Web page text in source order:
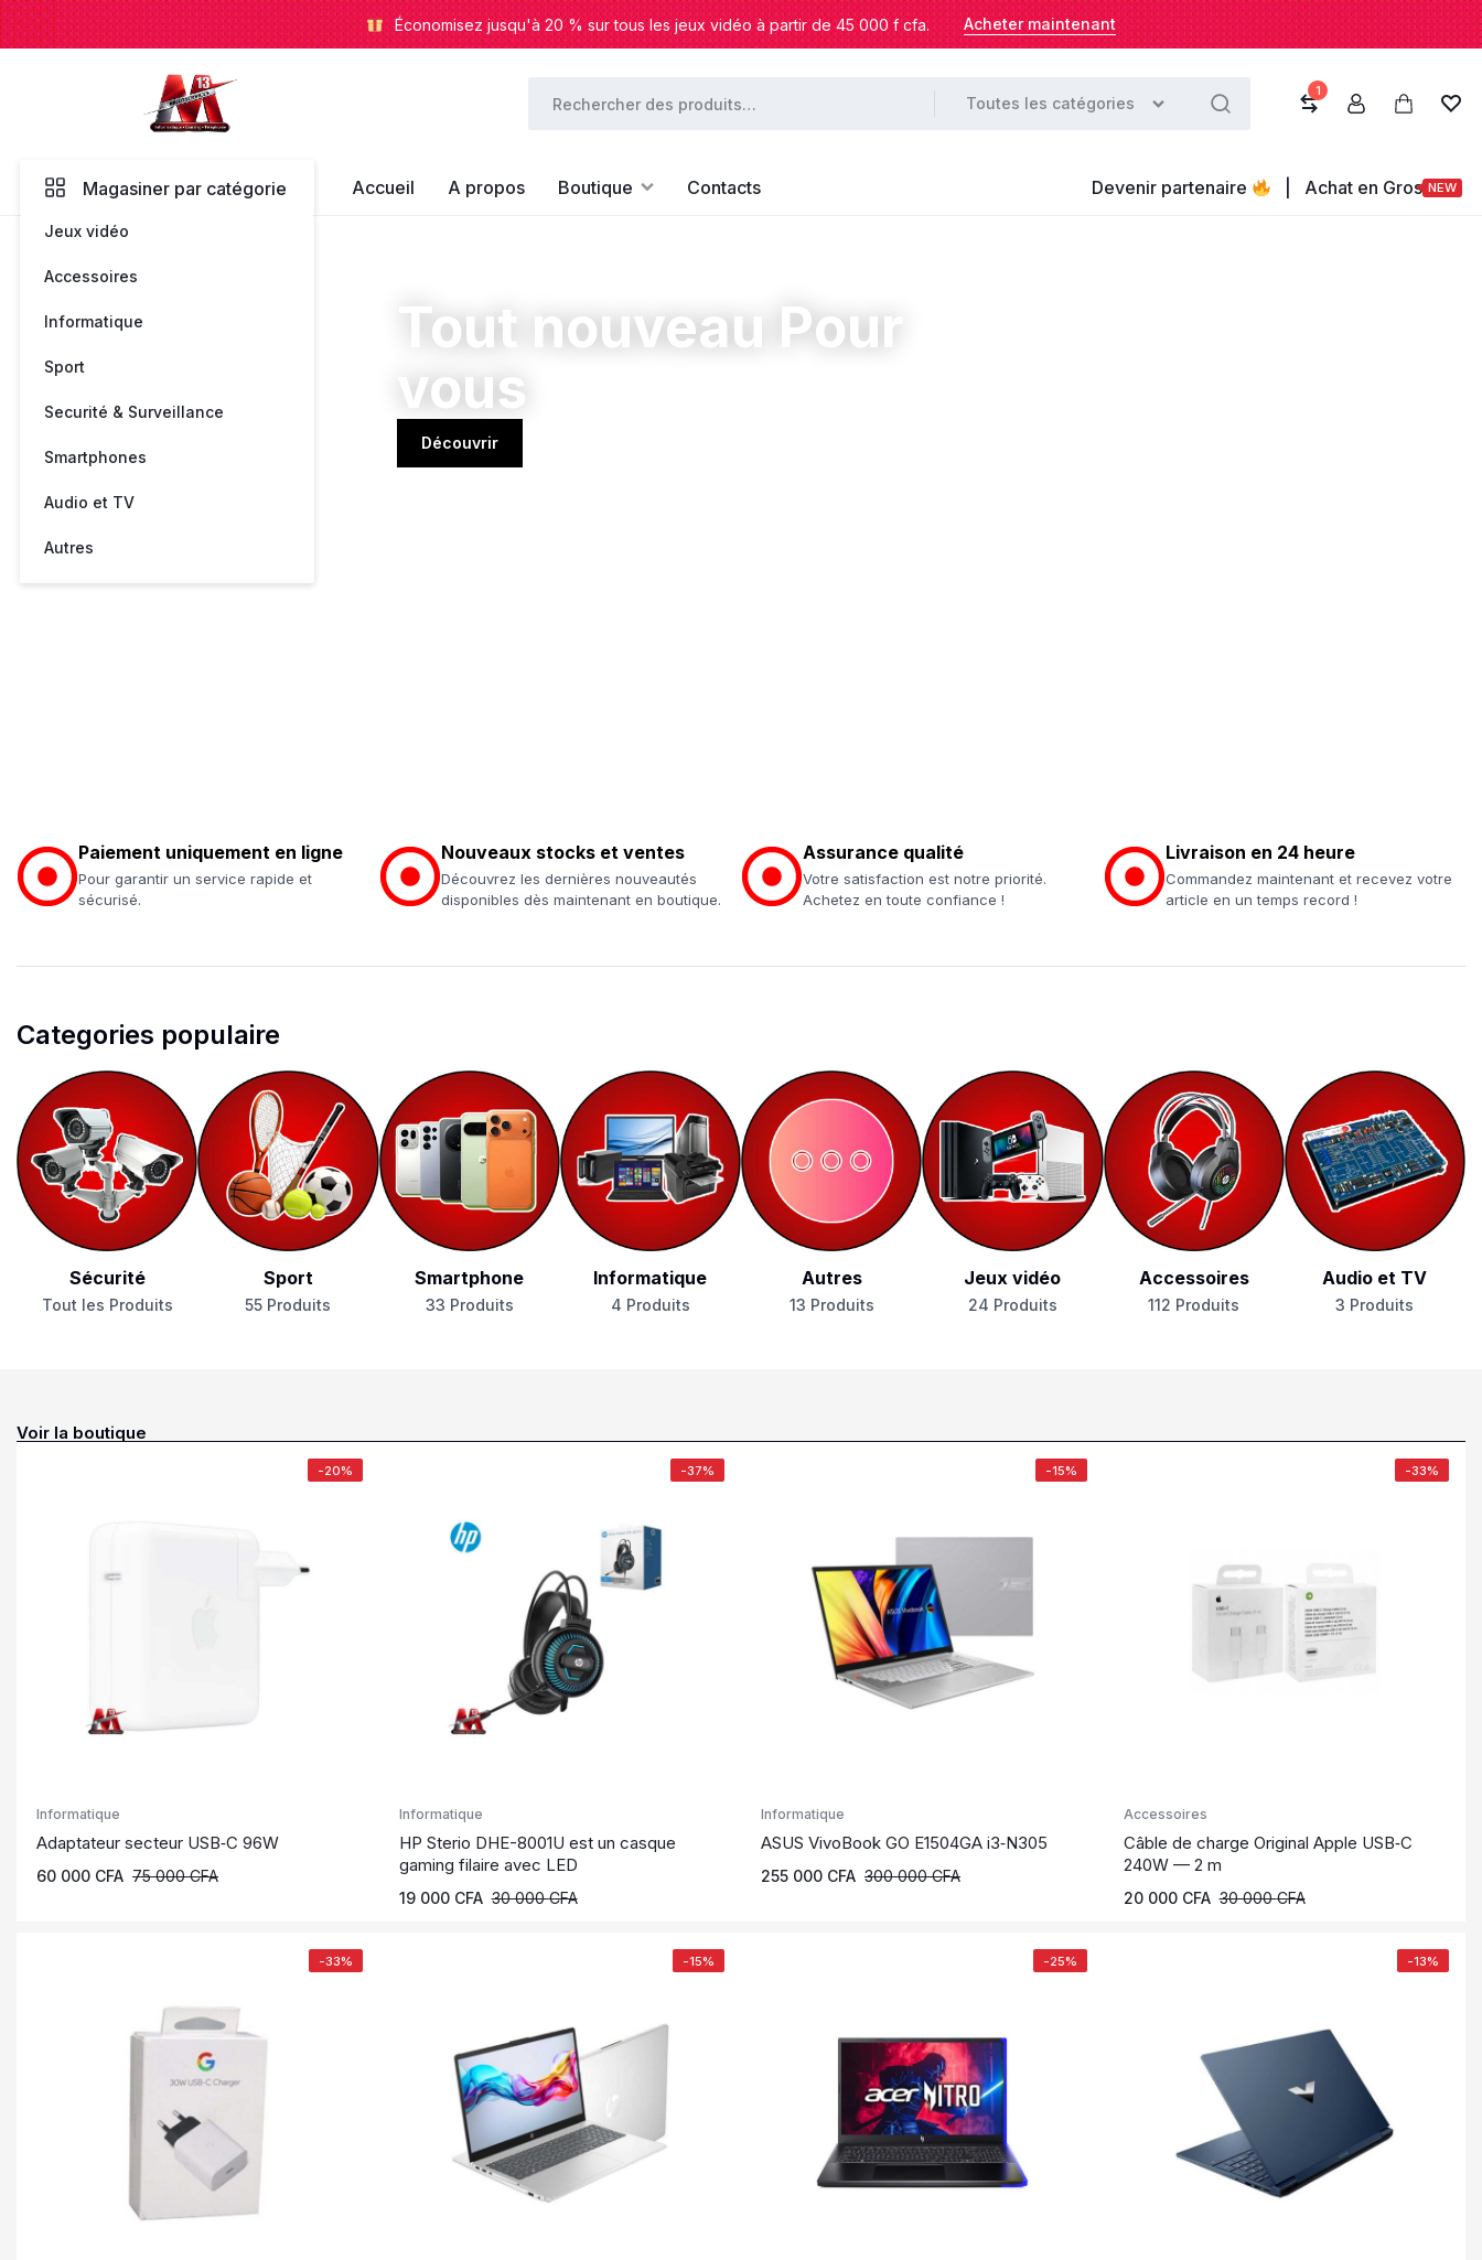
Économisez jusqu'à 20 % sur tous les jeux vidéo à partir de 45 000 f cfa. Acheter maintenant
13
de
l'E-
commerce
Toutes les catégories
1
Magasiner par catégorie
Jeux vidéo
Accessoires
Informatique
Sport
Securité & Surveillance
Smartphones
Audio et TV
Autres
Accueil A propos Boutique Contacts Devenir partenaire Achat en Gros NEW
Tout nouveau Pour
vous
Découvrir
Paiement uniquement en ligne
Pour garantir un service rapide et
sécurisé.
Nouveaux stocks et ventes
Découvrez les dernières nouveautés
disponibles dès maintenant en boutique.
Assurance qualité
Votre satisfaction est notre priorité.
Achetez en toute confiance !
Livraison en 24 heure
Commandez maintenant et recevez votre
article en un temps record !
Categories populaire
Sécurité
Tout les Produits
Sport
55 Produits
Smartphone
33 Produits
Informatique
4 Produits
Autres
13 Produits
Jeux vidéo
24 Produits
Accessoires
112 Produits
Audio et TV
3 Produits
Voir la boutique
-20%
Informatique
Adaptateur secteur USB‑C 96W
75 000CFA
60 000 CFA
-37%
Informatique
HP Sterio DHE-8001U est un casque
gaming filaire avec LED
30 000CFA
19 000 CFA
-15%
Informatique
ASUS VivoBook GO E1504GA i3‑N305
300 000CFA
255 000 CFA
-33%
Accessoires
Câble de charge Original Apple USB‑C
240W — 2 m
30 000CFA
20 000 CFA
-33% -15% -25% -13%